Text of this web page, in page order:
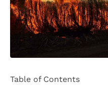
Table of Contents